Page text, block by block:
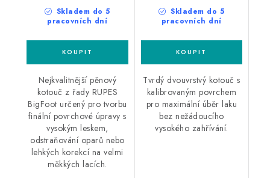
Skladem do 5
pracovních dní
Nejkvalitnější pěnový
kotouč z řady RUPES
BigFoot určený pro tvorbu
finální povrchové úpravy s
vysokým leskem,
odstraňování oparů nebo
lehkých korekcí na velmi
měkkých lacích.
Skladem do 5
pracovních dní
Tvrdý dvouvrstvý kotouč s
kalibrovaným povrchem
pro maximální úběr laku
bez nežádoucího
vysokého zahřívání.